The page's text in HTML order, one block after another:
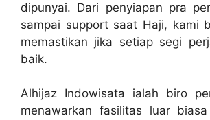
dipunyai. Dari penyiapan pra
sampai support saat Haji, kami
memastikan jika setiap segi
baik.
Alhijaz Indowisata ialah biro
menawarkan fasilitas luar